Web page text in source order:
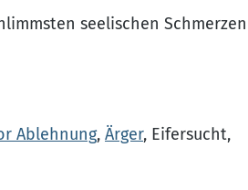
seelischen Schmerzen
Ablehnung, Ärger, Eifersucht,